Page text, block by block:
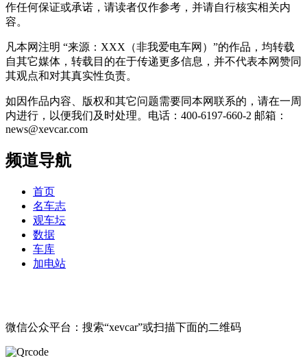
作任何保证或承诺，请读者仅作参考，并请自行核实相关内
容。
凡本网注明 “来源：XXX（非我爱电车网）”的作品，均转载
自其它媒体，转载目的在于传递更多信息，并不代表本网赞同
其观点和对其真实性负责。
如因作品内容、版权和其它问题需要同本网联系的，请在一周
内进行，以便我们及时处理。电话：400-6197-660-2 邮箱：
news@xevcar.com
频道导航
首页
名车志
观车坛
数据
车库
加电站
微信公众平台：搜索“xevcar”或扫描下面的二维码